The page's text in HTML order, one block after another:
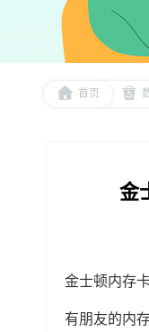
首页
金
金士顿内存
有朋友的内